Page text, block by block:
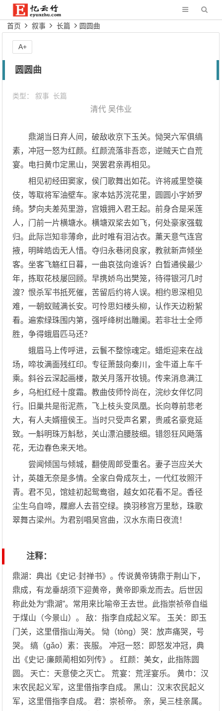
首页 叙事 长篇 圆圆曲
圆圆曲
类型：叙事 长篇
清代 吴伟业
鼎湖当日弃人间，破敌收京下玉关。恸哭六军俱缟
素，冲冠一怒为红颜。红颜流落非吾恋，逆贼天亡自荒
宴。电扫黄巾定黑山，哭罢君亲再相见。
相见初经田窦家，侯门歌舞出如花。许将戚里箜篌
伎，等取将军油壁车。家本姑苏浣花里，圆圆小字娇罗
绮。梦向夫差苑里游，宫娥拥入君王起。前身合是采莲
人，门前一片横塘水。横塘双桨去如飞，何处豪家强载
归。此际岂知非薄命，此时唯有泪沾衣。薰天意气连宫
掖，明眸皓齿无人惜。夺归永巷闭良家，教就新声倾坐
客。坐客飞觞红日暮，一曲哀弦向谁诉？白晳通侯最少
年，拣取花枝屡回顾。早携娇鸟出樊笼，待得银河几时
渡？恨杀军书抵死催，苦留后约将人误。相约恩深相见
难，一朝蚁贼满长安。可怜思妇楼头柳，认作天边粉絮
看。遍索绿珠围内第，强呼绛树出雕阑。若非壮士全师
胜，争得蛾眉匹马还？
蛾眉马上传呼进，云鬟不整惊魂定。蜡炬迎来在战
场，啼妆满面残红印。专征萧鼓向秦川，金牛道上车千
乘。斜谷云深起画楼，散关月落开妆镜。传来消息满江
乡，乌桕红经十度霜。教曲伎师怜尚在，浣纱女伴忆同
行。旧巢共是衔泥燕，飞上枝头变凤凰。长向尊前悲老
大，有人夫婿擅侯王。当时只受声名累，贵戚名豪竞延
致。一斛明珠万斛愁，关山漂泊腰肢细。错怨狂风飏落
花，无边春色来天地。
尝闻倾国与倾城，翻使周郎受重名。妻子岂应关大
计，英雄无奈是多情。全家白骨成灰土，一代红妆照汗
青。君不见，馆娃初起鸳鸯宿，越女如花看不足。香径
尘生乌自啼，屧廊人去苔空绿。换羽移宫万里愁，珠歌
翠舞古梁州。为君别唱吴宫曲，汉水东南日夜流！
注释：
鼎湖：典出《史记·封禅书》。传说黄帝铸鼎于荆山下，
鼎成，有龙垂胡须下迎黄帝，黄帝即乘龙而去。后世因
称此处为“鼎湖”。常用来比喻帝王去世。此指崇祯帝自缢
于煤山（今景山）。 敌：指李自成起义军。 玉关：即玉
门关，这里借指山海关。 恸（tòng）哭：放声痛哭，号
哭。 缟（gǎo）素：丧服。 冲冠一怒：即怒发冲冠，典
出《史记·廉颇蔺相如列传》。 红颜：美女，此指陈圆
圆。 天亡：天意使之灭亡。 荒宴：荒淫宴乐。 黄巾：汉
末农民起义军，这里借指李自成。 黑山：汉末农民起义
军，这里借指李自成。 君：崇祯帝。 亲，吴三桂亲属。
A+